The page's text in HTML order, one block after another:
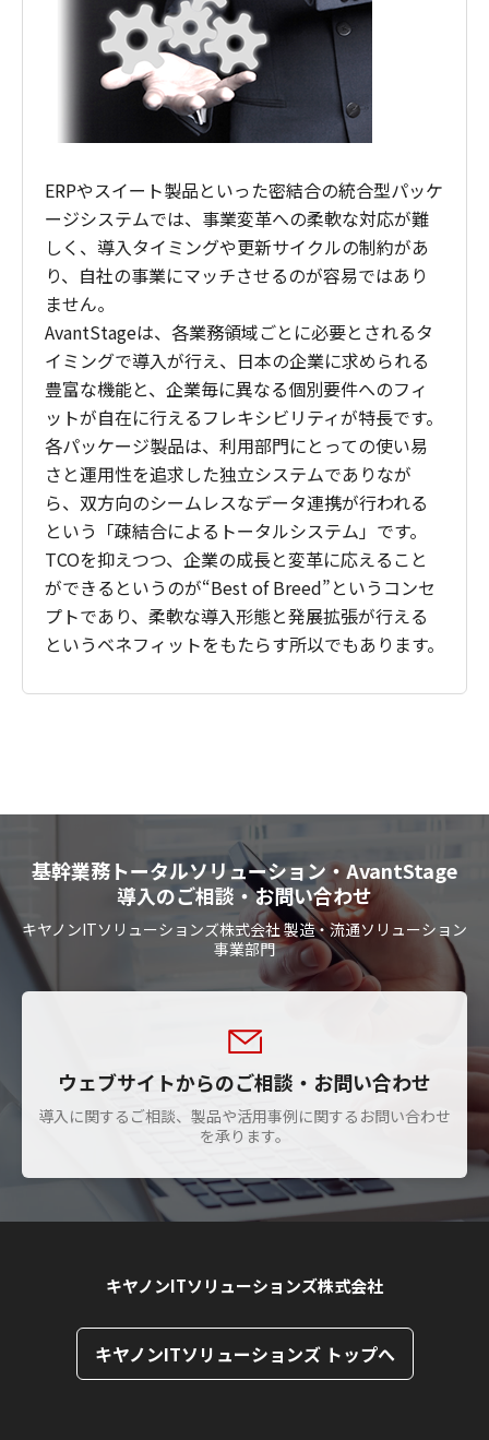
ERPやスイート製品といった密結合の統合型パッケ
ージシステムでは、事業変革への柔軟な対応が難
しく、導入タイミングや更新サイクルの制約があ
り、自社の事業にマッチさせるのが容易ではあり
ません。
AvantStageは、各業務領域ごとに必要とされるタ
イミングで導入が行え、日本の企業に求められる
豊富な機能と、企業毎に異なる個別要件へのフィ
ットが自在に行えるフレキシビリティが特長です。
各パッケージ製品は、利用部門にとっての使い易
さと運用性を追求した独立システムでありなが
ら、双方向のシームレスなデータ連携が行われる
という「疎結合によるトータルシステム」です。
TCOを抑えつつ、企業の成長と変革に応えること
ができるというのが“Best of Breed”というコンセ
プトであり、柔軟な導入形態と発展拡張が行える
というベネフィットをもたらす所以でもあります。
基幹業務トータルソリューション・AvantStage
導入のご相談・お問い合わせ
キヤノンITソリューションズ株式会社 製造・流通ソリューション
事業部門
ウェブサイトからのご相談・お問い合わせ
導入に関するご相談、製品や活用事例に関するお問い合わせ
を承ります。
キヤノンITソリューションズ株式会社
キヤノンITソリューションズ トップへ